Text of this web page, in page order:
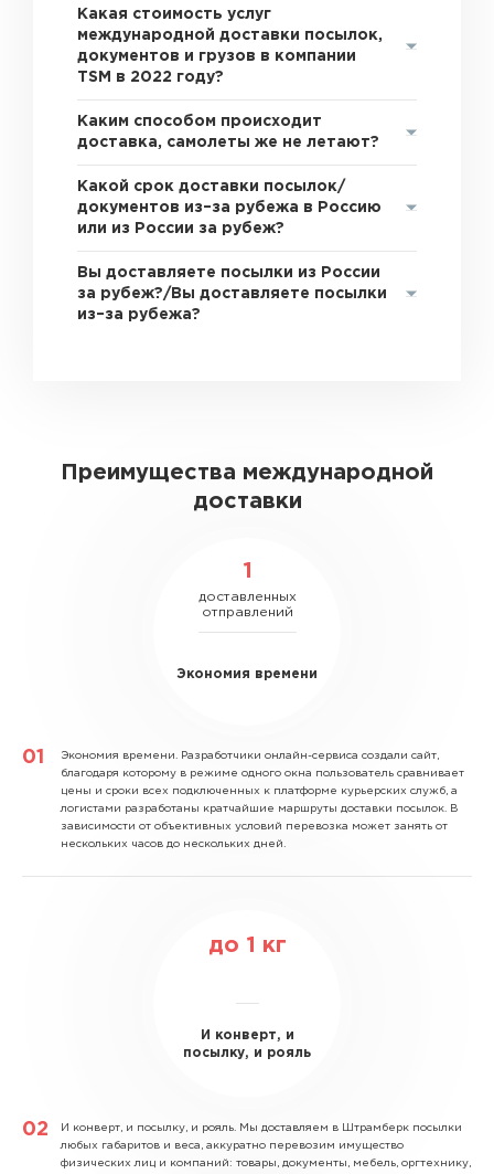
Какая стоимость услуг
международной доставки посылок,
документов и грузов в компании
TSM в 2022 году?
Каким способом происходит
доставка, самолеты же не летают?
Какой срок доставки посылок/
документов из–за рубежа в Россию
или из России за рубеж?
Вы доставляете посылки из России
за рубеж?/Вы доставляете посылки
из–за рубежа?
Преимущества международной
доставки
1
доставленных
отправлений
Экономия времени
Экономия времени.
Разработчики онлайн-сервиса создали сайт,
благодаря которому в режиме одного окна пользователь сравнивает
цены и сроки всех подключенных к платформе курьерских служб, а
логистами разработаны кратчайшие маршруты доставки посылок. В
зависимости от объективных условий перевозка может занять от
нескольких часов до нескольких дней.
до 1 кг
И конверт, и
посылку, и рояль
И конверт, и посылку, и рояль.
Мы доставляем в Штрамберк посылки
любых габаритов и веса, аккуратно перевозим имущество
физических лиц и компаний: товары, документы, мебель, оргтехнику,